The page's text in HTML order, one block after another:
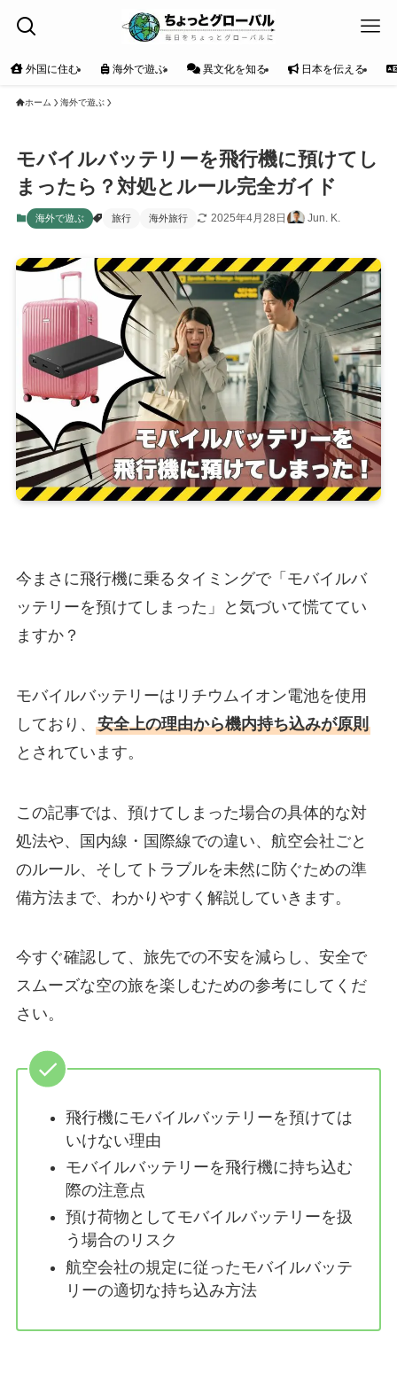
外国に住む 海外で遊ぶ 異文化を知る 日本を伝える
ホーム 海外で遊ぶ
モバイルバッテリーを飛行機に預けてし
まったら？対処とルール完全ガイド
海外で遊ぶ 旅行 海外旅行 2025年4月28日 Jun. K.
今まさに飛行機に乗るタイミングで「モバイルバ
ッテリーを預けてしまった」と気づいて慌ててい
ますか？
モバイルバッテリーはリチウムイオン電池を使用
しており、 安全上の理由から機内持ち込みが原則
とされています。
この記事では、預けてしまった場合の具体的な対
処法や、国内線・国際線での違い、航空会社ごと
のルール、そしてトラブルを未然に防ぐための準
備方法まで、わかりやすく解説していきます。
今すぐ確認して、旅先での不安を減らし、安全で
スムーズな空の旅を楽しむための参考にしてくだ
さい。
飛行機にモバイルバッテリーを預けては
いけない理由
モバイルバッテリーを飛行機に持ち込む
際の注意点
預け荷物としてモバイルバッテリーを扱
う場合のリスク
航空会社の規定に従ったモバイルバッテ
リーの適切な持ち込み方法